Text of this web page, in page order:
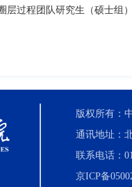
层过程团队研究生（硕士组
版权所有：
通讯地址：
联系电话：
京ICP备